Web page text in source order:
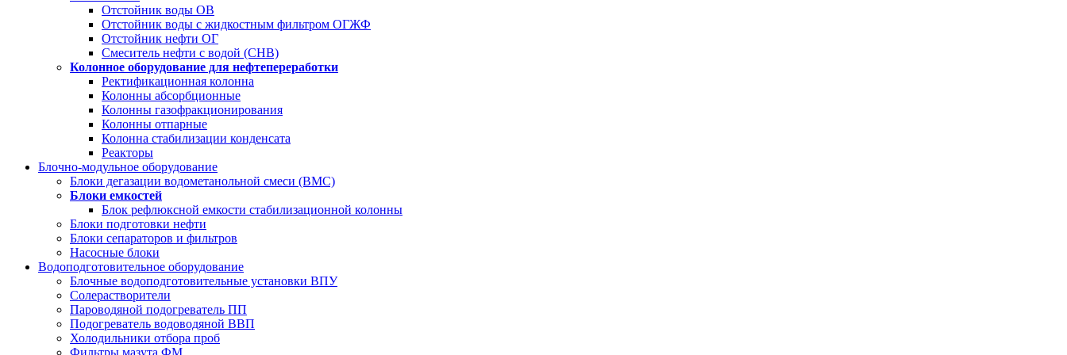
Отстойник воды ОВ
Отстойник воды с жидкостным фильтром ОГЖФ
Отстойник нефти ОГ
Смеситель нефти с водой (СНВ)
Колонное оборудование для нефтепереработки
Ректификационная колонна
Колонны абсорбционные
Колонны газофракционирования
Колонны отпарные
Колонна стабилизации конденсата
Реакторы
Блочно-модульное оборудование
Блоки дегазации водометанольной смеси (BMC)
Блоки емкостей
Блок рефлюксной емкости стабилизационной колонны
Блоки подготовки нефти
Блоки сепараторов и фильтров
Насосные блоки
Водоподготовительное оборудование
Блочные водоподготовительные установки ВПУ
Солерастворители
Пароводяной подогреватель ПП
Подогреватель водоводяной ВВП
Холодильники отбора проб
Фильтры мазута ФМ